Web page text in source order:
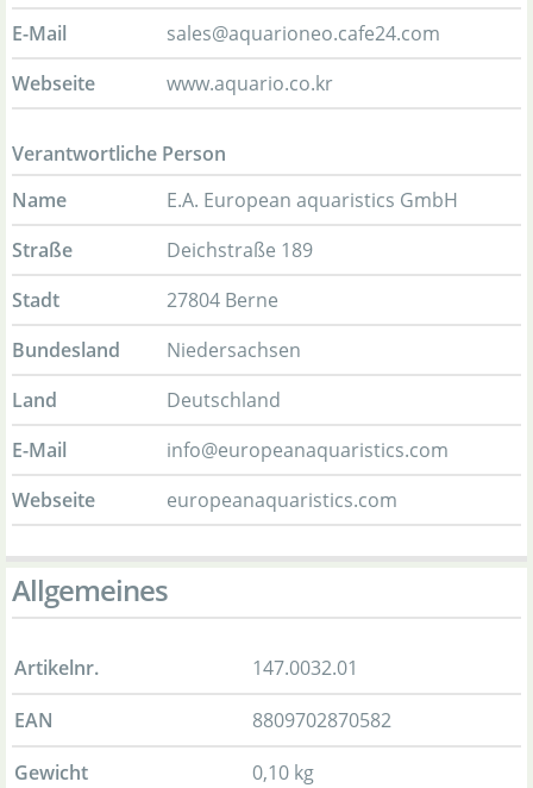
E-Mail
sales@aquarioneo.cafe24.com
Webseite
www.aquario.co.kr
Verantwortliche Person
Name
E.A. European aquaristics GmbH
Straße
Deichstraße 189
Stadt
27804 Berne
Bundesland
Niedersachsen
Land
Deutschland
E-Mail
info@europeanaquaristics.com
Webseite
europeanaquaristics.com
Allgemeines
Artikelnr.
147.0032.01
EAN
8809702870582
Gewicht
0,10 kg